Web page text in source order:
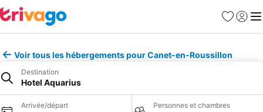
Favoris
Se
Voir tous les hébergements pour Canet-en-Roussillon
Destination
Hotel Aquarius
Arrivée/départ Personnes et chambres